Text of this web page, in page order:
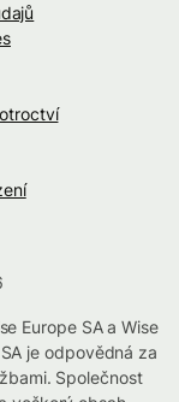
Europe SA a Wise
je odpovědná za
Společnost